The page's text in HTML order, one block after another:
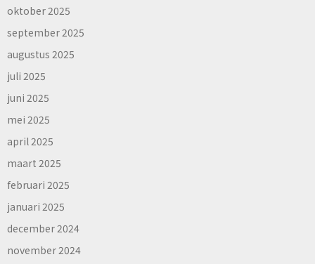
oktober 2025
september 2025
augustus 2025
juli 2025
juni 2025
mei 2025
april 2025
maart 2025
februari 2025
januari 2025
december 2024
november 2024